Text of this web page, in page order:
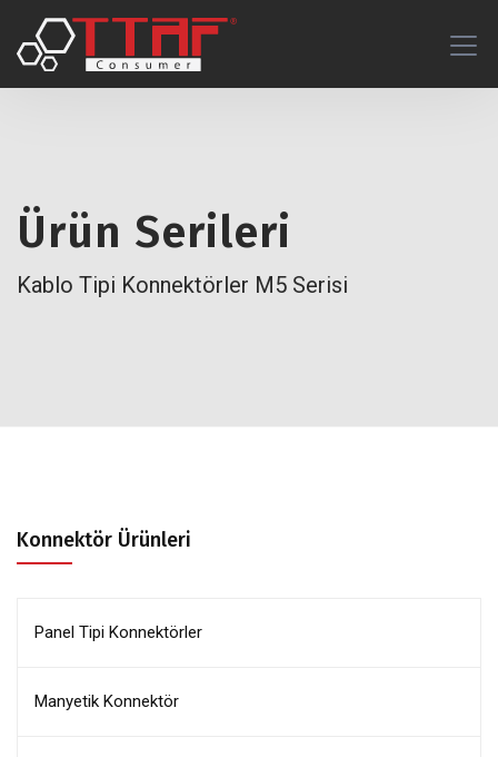
Ürün Serileri
Kablo Tipi Konnektörler M5 Serisi
Konnektör Ürünleri
Panel Tipi Konnektörler
Manyetik Konnektör